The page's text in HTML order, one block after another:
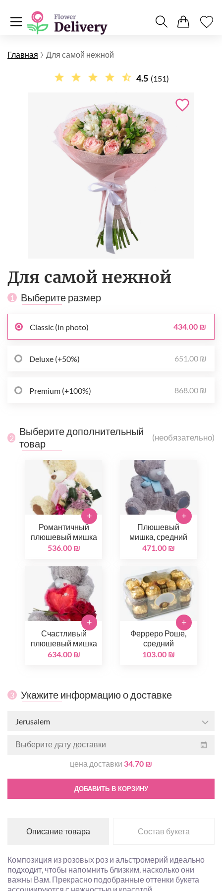
Главная Для самой нежной
4.5 (151)
Для самой нежной
1 Выберите размер
Classic (in photo) 434.00 ₪
Deluxe (+50%) 651.00 ₪
Premium (+100%) 868.00 ₪
2
Выберите дополнительный
товар
(необязательно)
Романтичный
плюшевый мишка
536.00 ₪
+
Плюшевый
мишка, средний
471.00 ₪
+
Счастливый
плюшевый мишка
634.00 ₪
+
Ферреро Роше,
средний
103.00 ₪
+
3 Укажите информацию о доставке
Jerusalem
цена доставки 34.70 ₪
ДОБАВИТЬ В КОРЗИНУ
Описание товара Состав букета
Композиция из розовых роз и альстромерий идеально
подходит, чтобы напомнить близким, насколько они
важны Вам. Прекрасно подобранные оттенки букета